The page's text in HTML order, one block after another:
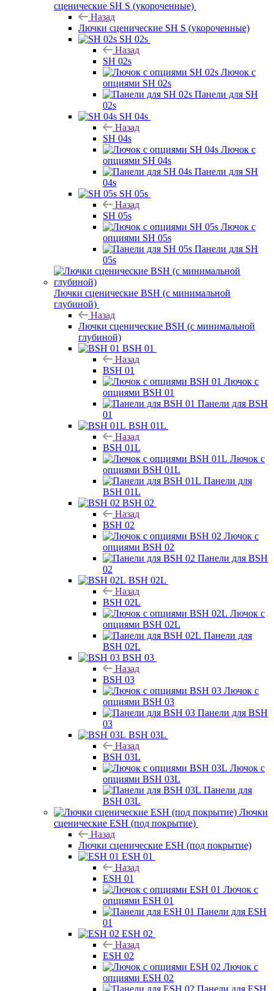
сценические SH S (укороченные)
Назад
Лючки сценические SH S (укороченные)
SH 02s
Назад
SH 02s
Лючок с
опциями SH 02s
Панели для SH
02s
SH 04s
Назад
SH 04s
Лючок с
опциями SH 04s
Панели для SH
04s
SH 05s
Назад
SH 05s
Лючок с
опциями SH 05s
Панели для SH
05s
Лючки сценические BSH (с минимальной
глубиной)
Назад
Лючки сценические BSH (с минимальной
глубиной)
BSH 01
Назад
BSH 01
Лючок с
опциями BSH 01
Панели для BSH
01
BSH 01L
Назад
BSH 01L
Лючок с
опциями BSH 01L
Панели для
BSH 01L
BSH 02
Назад
BSH 02
Лючок с
опциями BSH 02
Панели для BSH
02
BSH 02L
Назад
BSH 02L
Лючок с
опциями BSH 02L
Панели для
BSH 02L
BSH 03
Назад
BSH 03
Лючок с
опциями BSH 03
Панели для BSH
03
BSH 03L
Назад
BSH 03L
Лючок с
опциями BSH 03L
Панели для
BSH 03L
Лючки
сценические ESH (под покрытие)
Назад
Лючки сценические ESH (под покрытие)
ESH 01
Назад
ESH 01
Лючок с
опциями ESH 01
Панели для ESH
01
ESH 02
Назад
ESH 02
Лючок с
опциями ESH 02
Панели для ESH